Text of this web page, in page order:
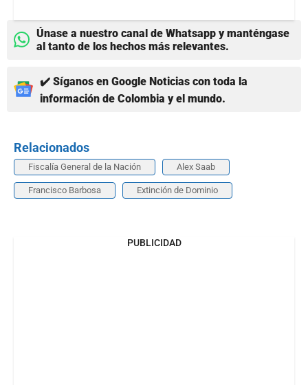
Únase a nuestro canal de Whatsapp y manténgase
al tanto de los hechos más relevantes.
✔️ Síganos en Google Noticias con toda la
información de Colombia y el mundo.
Relacionados
Fiscalía General de la Nación Alex Saab
Francisco Barbosa Extinción de Dominio
PUBLICIDAD